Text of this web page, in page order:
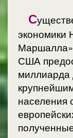
С
экономики
США
миллиарда
населения